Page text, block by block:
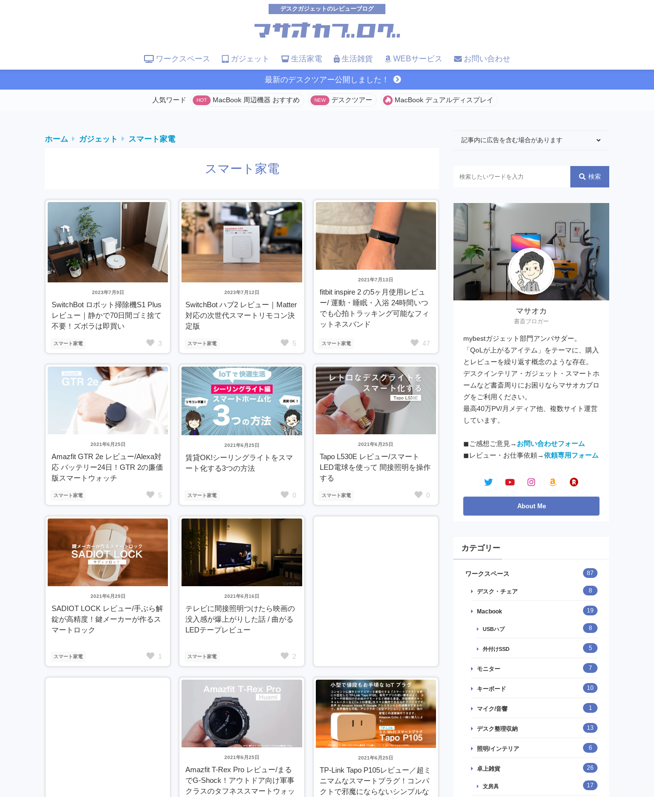
デスクガジェットのレビューブログ
ワークスペース ガジェット 生活家電 生活雑貨 WEBサービス お問い合わせ
最新のデスクツアー公開しました！
MacBook 周辺機器 おすすめ デスクツアー MacBook デュアルディスプレイ
ホーム ガジェット スマート家電
スマート家電
スマート家電
2023年7月9日
SwitchBot ロボット掃除機S1 Plus
レビュー｜静かで70日間ゴミ捨て
不要！ズボラは即買い
3 スマート家電
2023年7月12日
SwitchBot ハブ2 レビュー｜Matter
対応の次世代スマートリモコン決
定版
5 スマート家電
2021年7月13日
fitbit inspire 2 の5ヶ月使用レビュ
ー/ 運動・睡眠・入浴 24時間いつ
でも心拍トラッキング可能なフィ
ットネスバンド
47
スマート家電
2021年6月25日
Amazfit GTR 2e レビュー/Alexa対
応 バッテリー24日！GTR 2の廉価
版スマートウォッチ
5 スマート家電
2021年6月25日
賃貸OK!シーリングライトをスマ
ート化する3つの方法
0 スマート家電
2021年6月25日
Tapo L530E レビュー/スマート
LED電球を使って 間接照明を操作
する
0
スマート家電
2021年6月29日
SADIOT LOCK レビュー/手ぶら解
錠が高精度！鍵メーカーが作るス
マートロック
1 スマート家電
2021年6月16日
テレビに間接照明つけたら映画の
没入感が爆上がりした話 / 曲がる
LEDテープレビュー
2
2021年6月25日
Amazfit T-Rex Pro レビュー/まる
でG-Shock！アウトドア向け軍事
クラスのタフネススマートウォッ
2021年6月25日
TP-Link Tapo P105レビュー／超ミ
ニマムなスマートプラグ！コンパ
クトで邪魔にならないシンプルな
記事内に広告を含む場合があります
検索
マサオカ
書斎ブロガー
mybestガジェット部門アンバサダー。
「QoLが上がるアイテム」をテーマに、購入
とレビューを繰り返す概念のような存在。
デスクインテリア・ガジェット・スマートホ
ームなど書斎周りにお困りならマサオカブロ
グをご利用ください。
最高40万PV/月メディア他、複数サイト運営
しています。
◼︎ご感想ご意見→ お問い合わせフォーム
◼︎レビュー・お仕事依頼→ 依頼専用フォーム
カテゴリー
ワークスペース 87
デスク・チェア 8
Macbook 19
USBハブ 8
外付けSSD 5
モニター 7
キーボード 10
マイク/音響 1
デスク整理収納 13
照明/インテリア 6
卓上雑貨 26
文房具 17